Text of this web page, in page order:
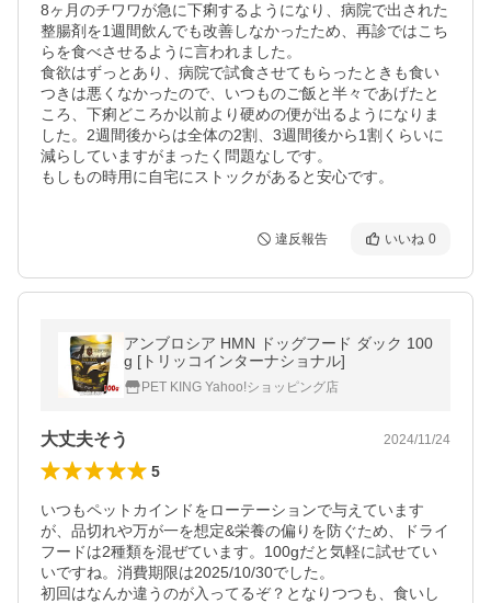
8ヶ月のチワワが急に下痢するようになり、病院で出された
整腸剤を1週間飲んでも改善しなかったため、再診ではこち
らを食べさせるように言われました。
食欲はずっとあり、病院で試食させてもらったときも食い
つきは悪くなかったので、いつものご飯と半々であげたと
ころ、下痢どころか以前より硬めの便が出るようになりま
した。2週間後からは全体の2割、3週間後から1割くらいに
減らしていますがまったく問題なしです。
もしもの時用に自宅にストックがあると安心です。
違反報告 いいね 0
アンブロシア HMN ドッグフード ダック 100
g [トリッコインターナショナル]
PET KING Yahoo!ショッピング店
大丈夫そう 2024/11/24
5
いつもペットカインドをローテーションで与えています
が、品切れや万が一を想定&栄養の偏りを防ぐため、ドライ
フードは2種類を混ぜています。100gだと気軽に試せてい
いですね。消費期限は2025/10/30でした。
初回はなんか違うのが入ってるぞ？となりつつも、食いし